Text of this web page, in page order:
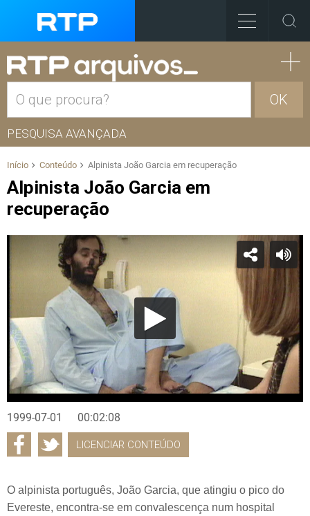
OK
PESQUISA AVANÇADA
Início Conteúdo Alpinista João Garcia em recuperação
Alpinista João Garcia em
recuperação
1999-07-01 00:02:08
LICENCIAR CONTEÚDO
O alpinista português, João Garcia, que atingiu o pico do
Evereste, encontra-se em convalescença num hospital